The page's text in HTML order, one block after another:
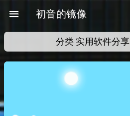
menu 初音的镜像
分类 实用软件分享